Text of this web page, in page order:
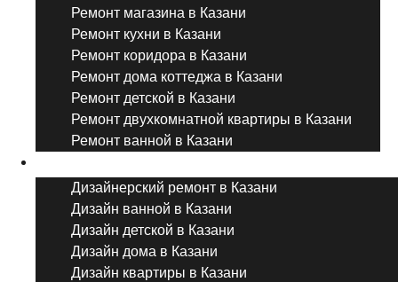
Ремонт магазина в Казани
Ремонт кухни в Казани
Ремонт коридора в Казани
Ремонт дома коттеджа в Казани
Ремонт детской в Казани
Ремонт двухкомнатной квартиры в Казани
Ремонт ванной в Казани
Дизайнерский ремонт в Казани
Дизайн ванной в Казани
Дизайн детской в Казани
Дизайн дома в Казани
Дизайн квартиры в Казани